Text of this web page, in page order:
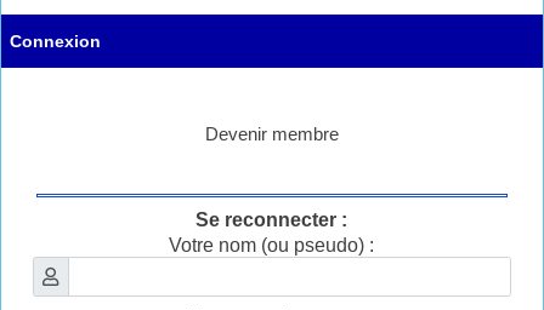
Connexion
Devenir membre
Se reconnecter :
Votre nom (ou pseudo) :